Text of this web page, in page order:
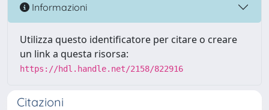
Informazioni
Utilizza questo identificatore per citare o creare
un link a questa risorsa:
https://hdl.handle.net/2158/822916
Citazioni